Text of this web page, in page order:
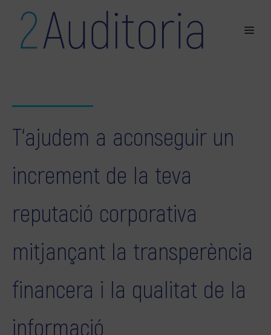
T‘ajudem a aconseguir un
increment de la teva
reputació corporativa
mitjançant la transperència
financera i la qualitat de la
informació